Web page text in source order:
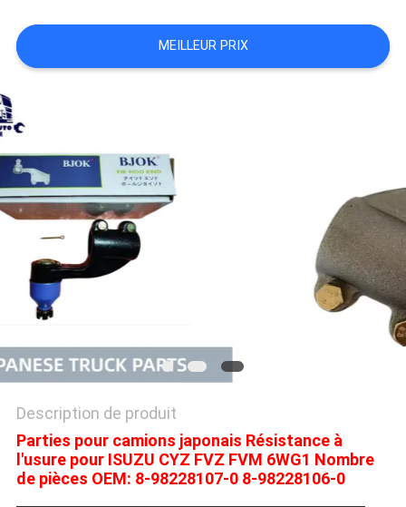
CITATION
PLAN
DU
SITE
PRIVACY
POLICY
MEILLEUR PRIX
Description de produit
Parties pour camions japonais Résistance à
l'usure pour ISUZU CYZ FVZ FVM 6WG1 Nombre
de pièces OEM: 8-98228107-0 8-98228106-0